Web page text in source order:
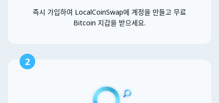
즉시 가입하여 LocalCoinSwap에 계정을 만들고 무료
Bitcoin 지갑을 받으세요.
2